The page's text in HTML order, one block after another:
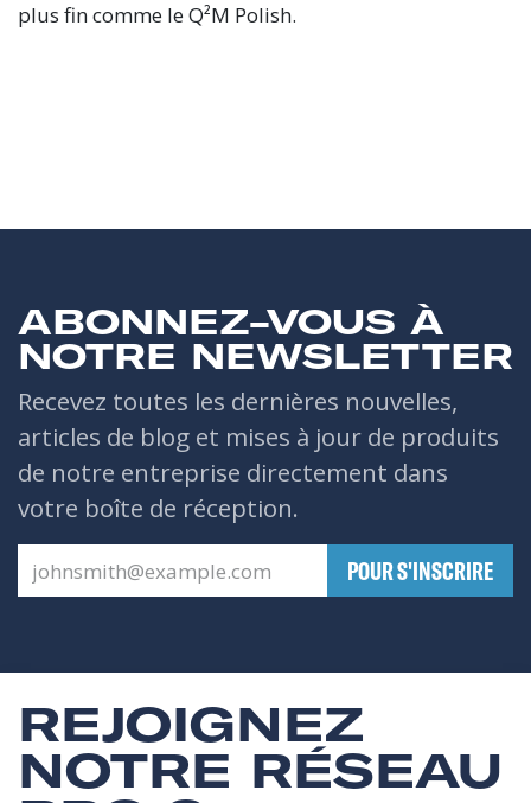
plus fin comme le Q²M Polish.
ABONNEZ-VOUS À
NOTRE NEWSLETTER
Recevez toutes les dernières nouvelles,
articles de blog et mises à jour de produits
de notre entreprise directement dans
votre boîte de réception.
​POUR S'INSCRIRE
REJOIGNEZ
NOTRE RÉSEAU